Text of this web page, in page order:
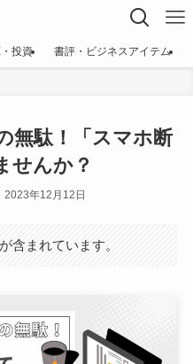
投資 書評・ビジネスアイテム
無駄！「スマホ断
せんか？
2023年12月12日
含まれています。